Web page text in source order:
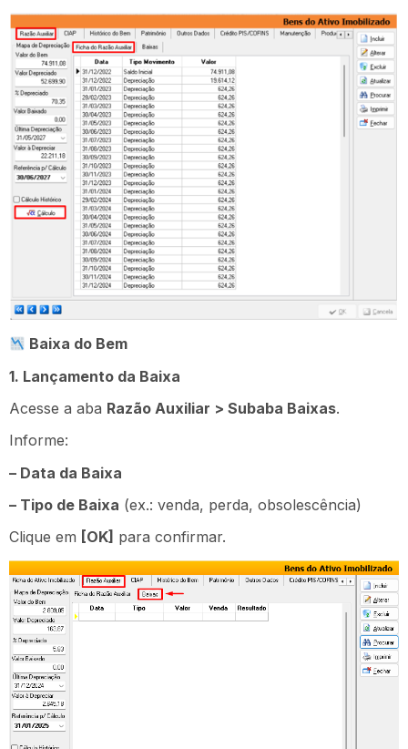
Baixa do Bem
1️. Lançamento da Baixa
Acesse a aba Razão Auxiliar > Subaba Baixas.
Informe:
– Data da Baixa
– Tipo de Baixa (ex.: venda, perda, obsolescência)
Clique em [OK] para confirmar.